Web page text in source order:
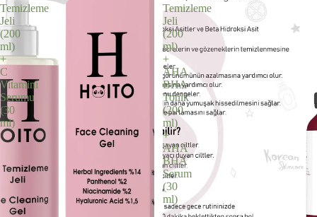
Temizleme
Jeli
(200
ml)
+
C
Vitamini
Serumu
(30
ml)
Temizleme
Jeli
(200
ml)
+
AHA
BHA
Tonik
(200
ml)
+
AHA
BHA
Serum
(30
ml)